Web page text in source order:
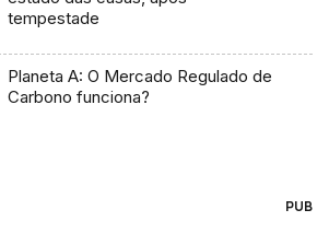
tempestade
Planeta A: O Mercado Regulado de
Carbono funciona?
PUB